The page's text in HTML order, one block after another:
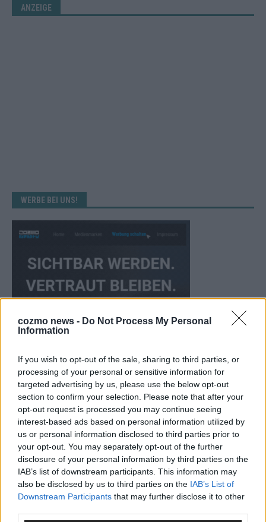
cozmo news - Do Not Process My Personal
Information
If you wish to opt-out of the sale, sharing to third parties, or
processing of your personal or sensitive information for
targeted advertising by us, please use the below opt-out
section to confirm your selection. Please note that after your
opt-out request is processed you may continue seeing
interest-based ads based on personal information utilized by
us or personal information disclosed to third parties prior to
your opt-out. You may separately opt-out of the further
disclosure of your personal information by third parties on the
IAB’s list of downstream participants. This information may
also be disclosed by us to third parties on the IAB’s List of
Downstream Participants that may further disclose it to other
ANZEIGE
WERBE BEI UNS!
KEINE NEWS MEHR VERPASSEN
ANZEIGE